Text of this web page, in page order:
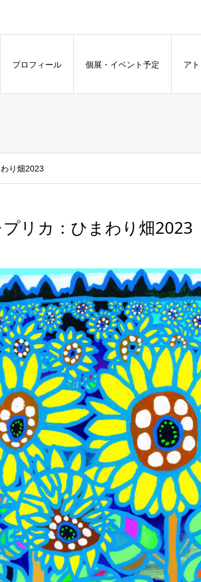
プロフィール 個展・イベント予定 ア
り畑2023
リカ：ひまわり畑2023